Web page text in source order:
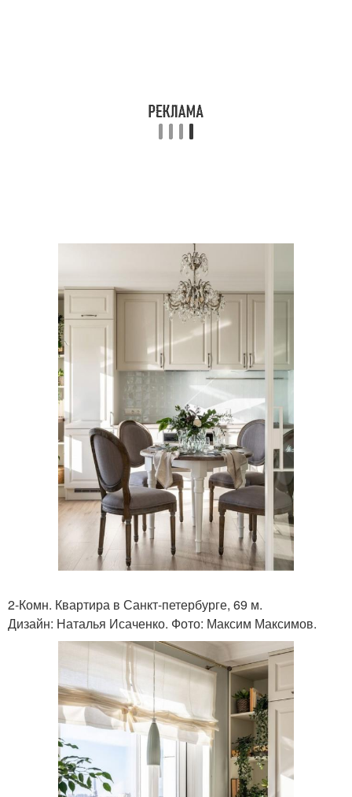
2-Комн. Квартира в Санкт-петербурге, 69 м.
Дизайн: Наталья Исаченко. Фото: Максим Максимов.